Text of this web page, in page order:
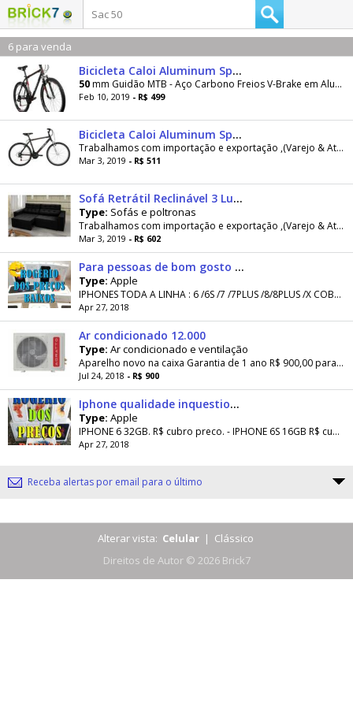
6 para venda
Bicicleta Caloi Aluminum Sport Aro 26 21 Marchas com Suspensão Dianteira MTB - Preto
50mm Guidão MTB - Aço Carbono Freios V-Brake em Aluminio Paralamas Não Manoplas Plásticas Corrente
Feb 10, 2019 - R$ 499
Bicicleta Caloi Aluminum Sport Aro 26 21 Marchas com Suspensão Dianteira MTB - Preto
Trabalhamos com importação e exportação ,(Varejo & Atacado) todos produtos são novos lacrados na caixa com Nota Fiscal Paulista e garantia de um...
Mar 3, 2019 - R$ 511
Sofá Retrátil Reclinável 3 Lugares Chapecó - Catarina
Type: Sofás e poltronas
Trabalhamos com importação e exportação ,(Varejo & Atacado) todos produtos são novos lacrados na caixa com Nota Fiscal Paulista e garantia de um...
Mar 3, 2019 - R$ 602
Para pessoas de bom gosto IPHONE
Type: Apple
IPHONES TODA A LINHA : 6 /6S /7 /7PLUS /8/8PLUS /X COBRIMOS PREÇOS A VISTA EM DINHEIRO SEM TROCA SEM CARTAO , DE ANUNCIANTES FREQUENTES E...
Apr 27, 2018
Ar condicionado 12.000
Type: Ar condicionado e ventilação
Aparelho novo na caixa Garantia de 1 ano R$ 900,00 para retirar em mãos R$ 1200,00 instalado ( garantia de 1 ano na instalação e equipamento)...
Jul 24, 2018 - R$ 900
Iphone qualidade inquestionavel
Type: Apple
IPHONE 6 32GB. R$ cubro preco. - IPHONE 6S 16GB R$ cubro preco - IPHONE 6S 64GB R$ cubro preco - IPHONE 6S PLUS 16GB R$ cubro preco - IPHONE 6S...
Apr 27, 2018
Receba alertas por email para o último
Alterar vista: Celular | Clássico
Direitos de Autor © 2026 Brick7